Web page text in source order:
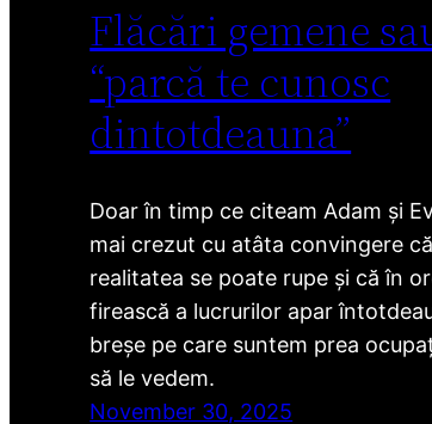
Flăcări gemene
“parcă te cunosc
dintotdeauna”
Doar în timp ce citeam Adam și
mai crezut cu atâta convingere că
realitatea se poate rupe și că în
firească a lucrurilor apar
breșe pe care suntem prea
să le vedem.
November 30, 2025